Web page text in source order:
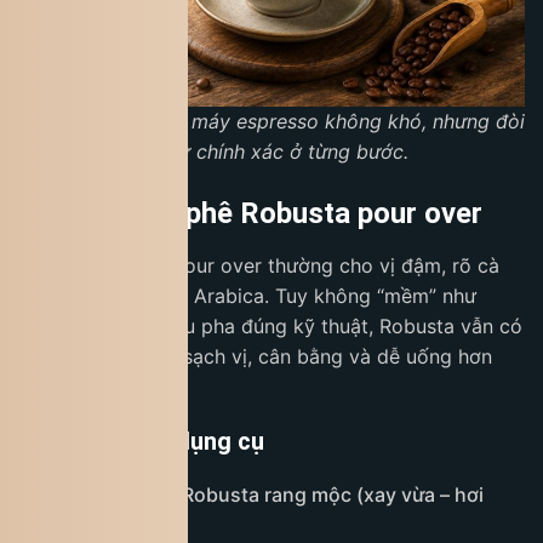
Pha Robusta bằng máy espresso không khó, nhưng đòi
hỏi sự chính xác ở từng bước.
Cách pha cà phê Robusta pour over
Robusta khi pha pour over thường cho vị đậm, rõ cà
phê và ít chua hơn Arabica. Tuy không “mềm” như
Arabica, nhưng nếu pha đúng kỹ thuật, Robusta vẫn có
thể cho ly cà phê sạch vị, cân bằng và dễ uống hơn
Nguyên liệu & dụng cụ
15–20g cà phê Robusta rang mộc (xay vừa – hơi